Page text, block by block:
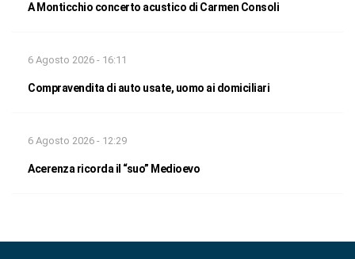
A Monticchio concerto acustico di Carmen Consoli
6 Agosto 2026 - 16:11
Compravendita di auto usate, uomo ai domiciliari
6 Agosto 2026 - 12:29
Acerenza ricorda il “suo” Medioevo